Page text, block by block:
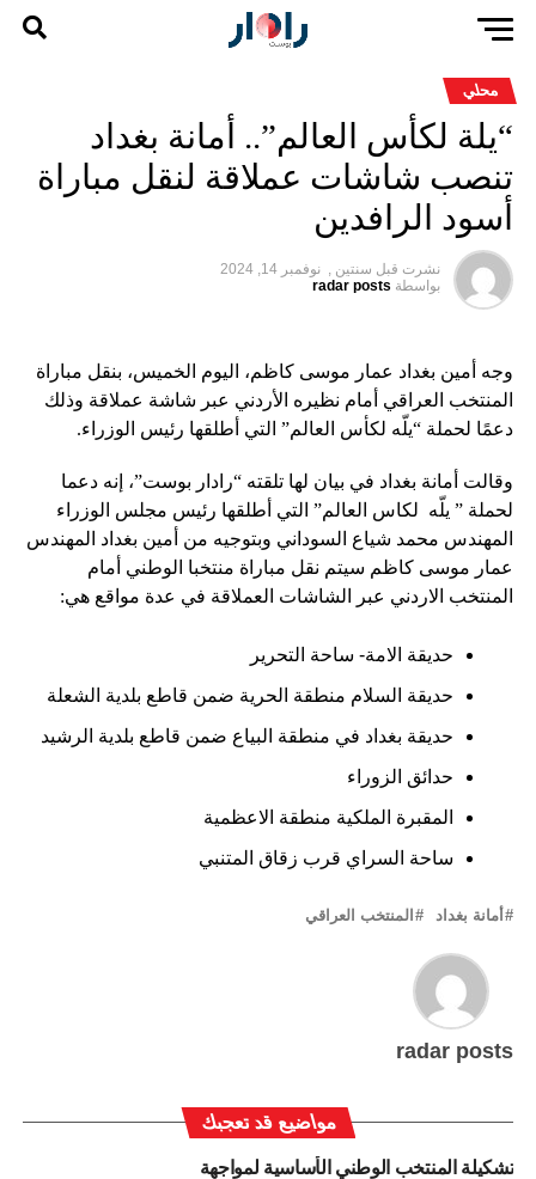
محلي
“يلة لكأس العالم”.. أمانة بغداد
تنصب شاشات عملاقة لنقل مباراة
أسود الرافدين
نشرت قبل سنتين , نوفمبر 14, 2024
بواسطة radar posts
وجه أمين بغداد عمار موسى كاظم، اليوم الخميس، بنقل مباراة
المنتخب العراقي أمام نظيره الأردني عبر شاشة عملاقة وذلك
دعمًا لحملة “يلّه لكأس العالم” التي أطلقها رئيس الوزراء.
وقالت أمانة بغداد في بيان لها تلقته “رادار بوست”، إنه دعما
لحملة ” يلّه لكاس العالم” التي أطلقها رئيس مجلس الوزراء
المهندس محمد شياع السوداني وبتوجيه من أمين بغداد المهندس
عمار موسى كاظم سيتم نقل مباراة منتخبا الوطني أمام
المنتخب الاردني عبر الشاشات العملاقة في عدة مواقع هي:
حديقة الامة- ساحة التحرير
حديقة السلام منطقة الحرية ضمن قاطع بلدية الشعلة
حديقة بغداد في منطقة البياع ضمن قاطع بلدية الرشيد
حدائق الزوراء
المقبرة الملكية منطقة الاعظمية
ساحة السراي قرب زقاق المتنبي
أمانة بغداد المنتخب العراقي
radar posts
مواضيع قد تعجبك
تشكيلة المنتخب الوطني الأساسية لمواجهة